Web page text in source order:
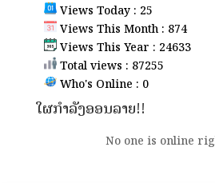
Views Today : 25
Views This Month : 874
Views This Year : 24633
Total views : 87255
Who's Online : 0
ໃຜກຳລັງອອນລາຍ!!
No one is online